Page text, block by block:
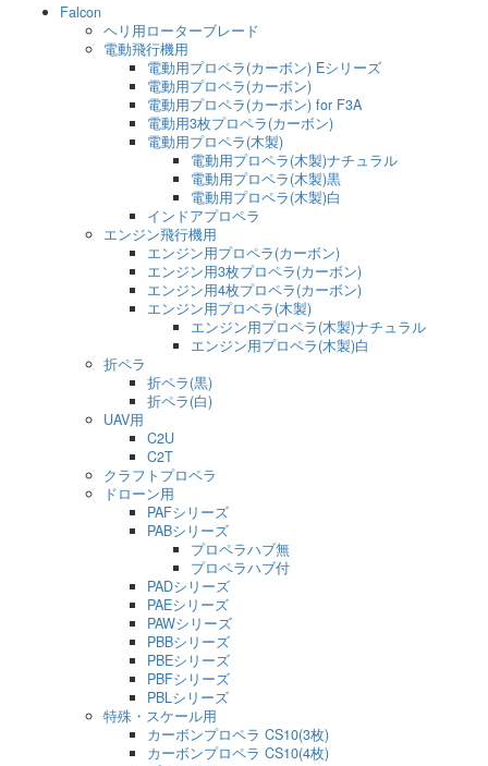
Falcon
ヘリ用ローターブレード
電動飛行機用
電動用プロペラ(カーボン) Eシリーズ
電動用プロペラ(カーボン)
電動用プロペラ(カーボン) for F3A
電動用3枚プロペラ(カーボン)
電動用プロペラ(木製)
電動用プロペラ(木製)ナチュラル
電動用プロペラ(木製)黒
電動用プロペラ(木製)白
インドアプロペラ
エンジン飛行機用
エンジン用プロペラ(カーボン)
エンジン用3枚プロペラ(カーボン)
エンジン用4枚プロペラ(カーボン)
エンジン用プロペラ(木製)
エンジン用プロペラ(木製)ナチュラル
エンジン用プロペラ(木製)白
折ペラ
折ペラ(黒)
折ペラ(白)
UAV用
C2U
C2T
クラフトプロペラ
ドローン用
PAFシリーズ
PABシリーズ
プロペラハブ無
プロペラハブ付
PADシリーズ
PAEシリーズ
PAWシリーズ
PBBシリーズ
PBEシリーズ
PBFシリーズ
PBLシリーズ
特殊・スケール用
カーボンプロペラ CS10(3枚)
カーボンプロペラ CS10(4枚)